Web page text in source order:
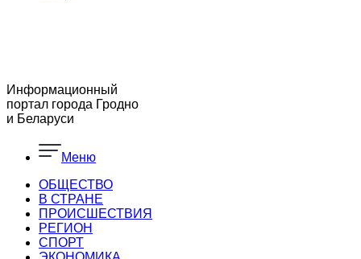
Информационный
портал города Гродно
и Беларуси
Меню
ОБЩЕСТВО
В СТРАНЕ
ПРОИСШЕСТВИЯ
РЕГИОН
CПОРТ